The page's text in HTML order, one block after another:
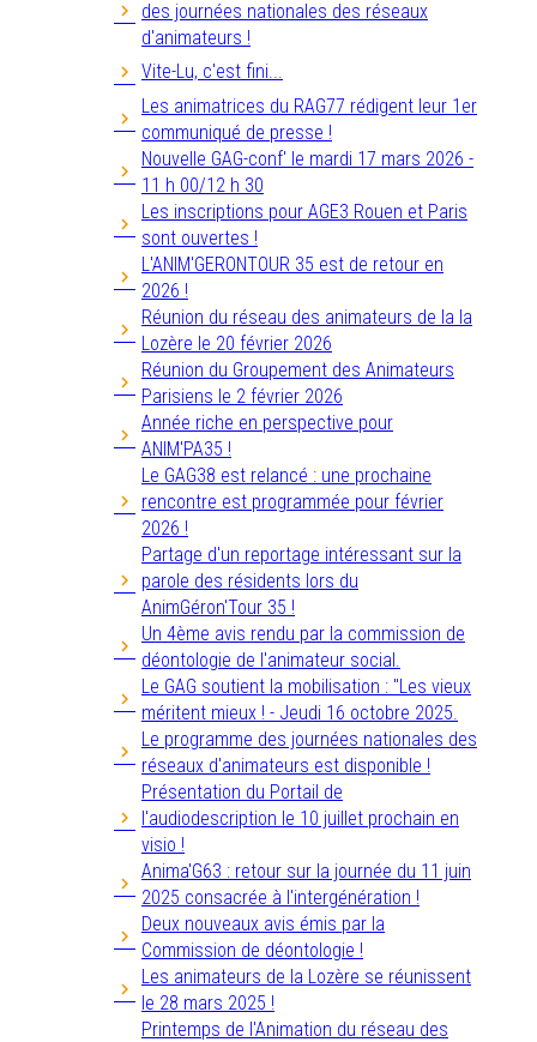
des journées nationales des réseaux
d'animateurs !
Vite-Lu, c'est fini...
Les animatrices du RAG77 rédigent leur 1er
communiqué de presse !
Nouvelle GAG-conf' le mardi 17 mars 2026 -
11 h 00/12 h 30
Les inscriptions pour AGE3 Rouen et Paris
sont ouvertes !
L'ANIM'GERONTOUR 35 est de retour en
2026 !
Réunion du réseau des animateurs de la la
Lozère le 20 février 2026
Réunion du Groupement des Animateurs
Parisiens le 2 février 2026
Année riche en perspective pour
ANIM'PA35 !
Le GAG38 est relancé : une prochaine
rencontre est programmée pour février
2026 !
Partage d'un reportage intéressant sur la
parole des résidents lors du
AnimGéron'Tour 35 !
Un 4ème avis rendu par la commission de
déontologie de l'animateur social.
Le GAG soutient la mobilisation : "Les vieux
méritent mieux ! - Jeudi 16 octobre 2025.
Le programme des journées nationales des
réseaux d'animateurs est disponible !
Présentation du Portail de
l'audiodescription le 10 juillet prochain en
visio !
Anima'G63 : retour sur la journée du 11 juin
2025 consacrée à l'intergénération !
Deux nouveaux avis émis par la
Commission de déontologie !
Les animateurs de la Lozère se réunissent
le 28 mars 2025 !
Printemps de l'Animation du réseau des